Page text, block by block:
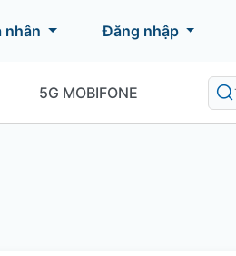
nhân Đăng nhập
5G MOBIFONE